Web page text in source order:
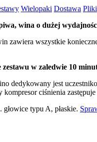
Wielopaki Dostawa Pliki
wina o dużej
zawiera wszystkie
w zaledwie 10
dedykowany jest
ciśnienia
głowice typu A, płaskie.